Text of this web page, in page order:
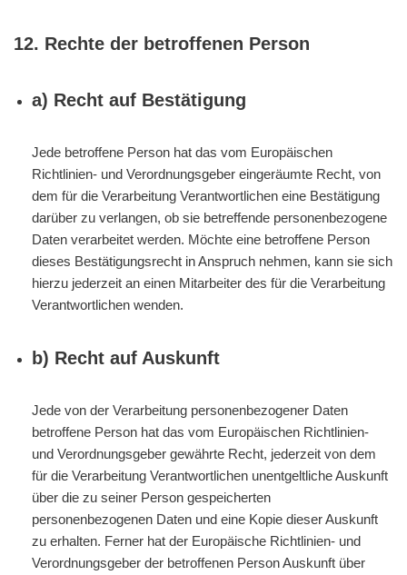
12. Rechte der betroffenen Person
a) Recht auf Bestätigung
Jede betroffene Person hat das vom Europäischen
Richtlinien- und Verordnungsgeber eingeräumte Recht, von
dem für die Verarbeitung Verantwortlichen eine Bestätigung
darüber zu verlangen, ob sie betreffende personenbezogene
Daten verarbeitet werden. Möchte eine betroffene Person
dieses Bestätigungsrecht in Anspruch nehmen, kann sie sich
hierzu jederzeit an einen Mitarbeiter des für die Verarbeitung
Verantwortlichen wenden.
b) Recht auf Auskunft
Jede von der Verarbeitung personenbezogener Daten
betroffene Person hat das vom Europäischen Richtlinien-
und Verordnungsgeber gewährte Recht, jederzeit von dem
für die Verarbeitung Verantwortlichen unentgeltliche Auskunft
über die zu seiner Person gespeicherten
personenbezogenen Daten und eine Kopie dieser Auskunft
zu erhalten. Ferner hat der Europäische Richtlinien- und
Verordnungsgeber der betroffenen Person Auskunft über